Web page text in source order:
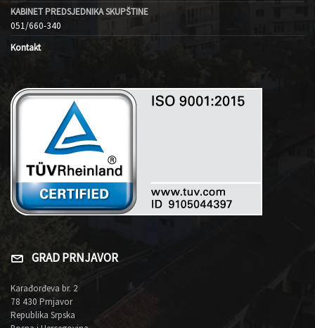
KABINET PREDSJEDNIKA SKUPŠTINE
051/660-340
Kontakt
GRAD PRNJAVOR
Karađorđeva br. 2
78 430 Prnjavor
Republika Srpska